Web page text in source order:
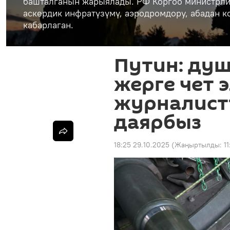
аскердик инфратүзүмү, аэродромдору, абадан
кабарлаган.
Путин:
жерге чет
даярбыз
18:25 29.10.2025 (Жаңыртылды: